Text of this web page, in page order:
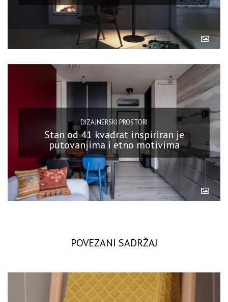
DIZAJNERSKI PROSTORI
Stan od 41 kvadrat inspiriran je
putovanjima i etno motivima
POVEZANI SADRŽAJ